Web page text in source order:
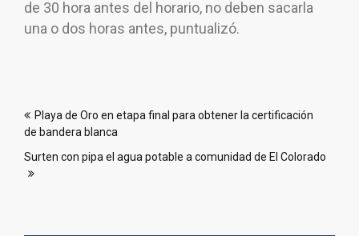
de 30 hora antes del horario, no deben sacarla
una o dos horas antes, puntualizó.
de
entradas
Playa de Oro en etapa final para obtener la certificación
de bandera blanca
Surten con pipa el agua potable a comunidad de El Colorado